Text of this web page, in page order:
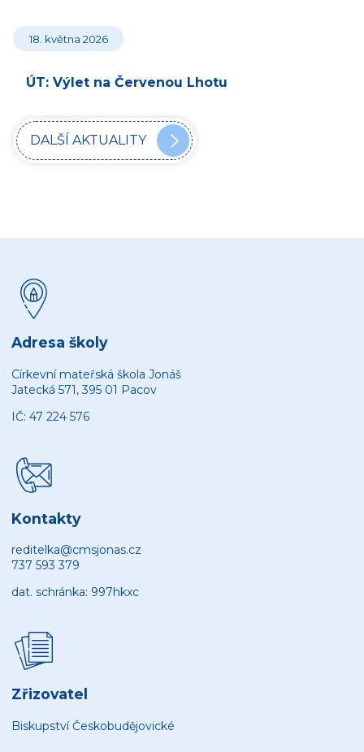
18. května 2026
ÚT: Výlet na Červenou Lhotu
DALŠÍ AKTUALITY
Adresa školy
Církevní mateřská škola Jonáš
Jatecká 571, 395 01 Pacov
IČ: 47 224 576
Kontakty
reditelka@cmsjonas.cz
737 593 379
dat. schránka: 997hkxc
Zřizovatel
Biskupství Českobudějovické